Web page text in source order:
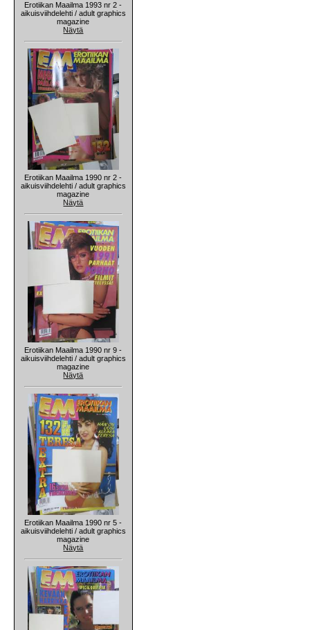
Erotiikan Maailma 1993 nr 2 -
aikuisviihdelehti / adult graphics
magazine
Näytä
Erotiikan Maailma 1990 nr 2 -
aikuisviihdelehti / adult graphics
magazine
Näytä
Erotiikan Maailma 1990 nr 9 -
aikuisviihdelehti / adult graphics
magazine
Näytä
Erotiikan Maailma 1990 nr 5 -
aikuisviihdelehti / adult graphics
magazine
Näytä